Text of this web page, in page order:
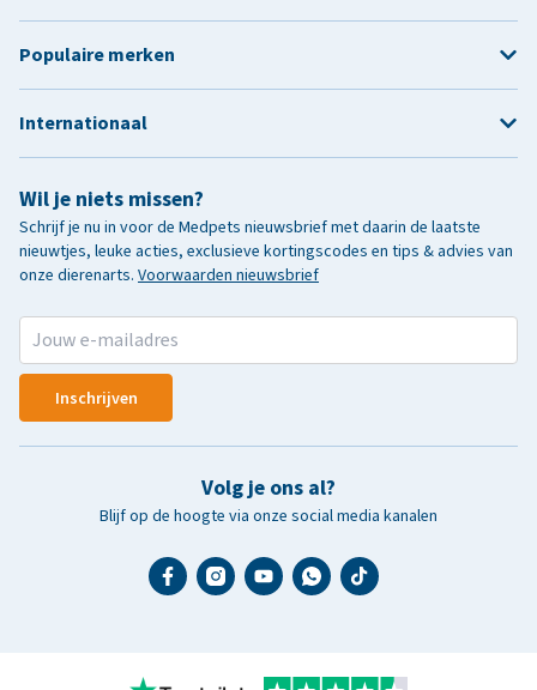
Wil je niets missen?
Schrijf je nu in voor de Medpets nieuwsbrief met daarin de laatste
nieuwtjes, leuke acties, exclusieve kortingscodes en tips & advies van
onze dierenarts. Voorwaarden nieuwsbrief
Inschrijven
Volg je ons al?
Blijf op de hoogte via onze social media kanalen
Populaire merken
Internationaal